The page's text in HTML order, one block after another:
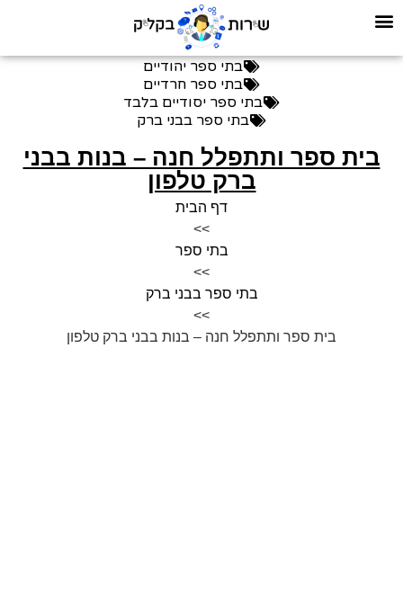
בתי ספר יהודיים
בתי ספר חרדיים
בתי ספר יסודיים בלבד
בתי ספר בבני ברק
בית ספר ותתפלל חנה – בנות בבני
ברק טלפון
דף הבית
>>
בתי ספר
>>
בתי ספר בבני ברק
>>
בית ספר ותתפלל חנה – בנות בבני ברק טלפון